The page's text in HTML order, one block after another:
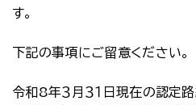
す。
下記の事項にご留意ください。
令和8年３月３１日現在の認定